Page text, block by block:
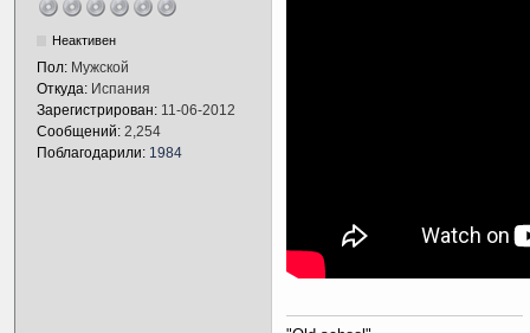
Неактивен
Пол: Мужской
Откуда: Испания
Зарегистрирован: 11-06-2012
Сообщений: 2,254
Поблагодарили: 1984